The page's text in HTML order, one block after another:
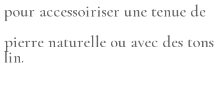
accessoiriser une tenue de
naturelle ou avec des tons
lin.